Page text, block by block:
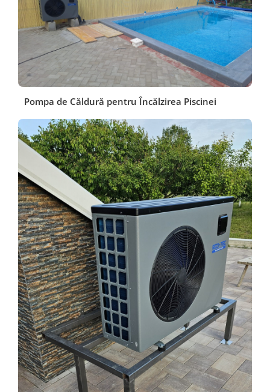
Pompa de Căldură pentru Încălzirea Piscinei